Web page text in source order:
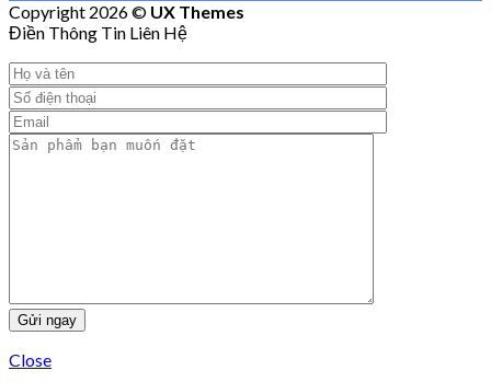
Copyright 2026 © UX Themes
Điền Thông Tin Liên Hệ
Close